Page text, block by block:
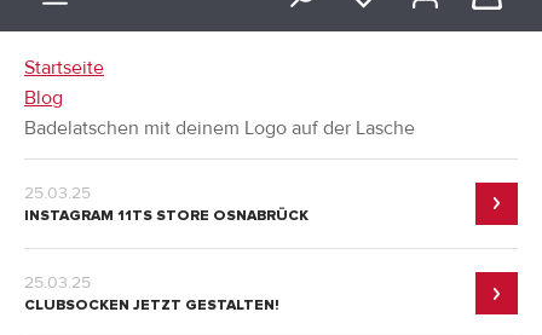
Startseite
Blog
Badelatschen mit deinem Logo auf der Lasche
25.03.25
INSTAGRAM 11TS STORE OSNABRÜCK
25.03.25
CLUBSOCKEN JETZT GESTALTEN!